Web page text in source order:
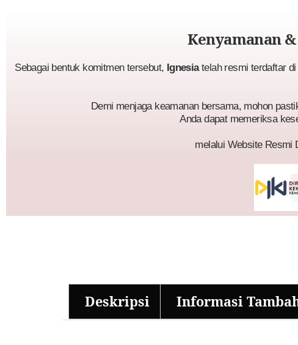
Kenyamanan
Sebagai bentuk komitmen tersebut, Ignesiatelah resmi terdaftar di
Demi menjaga keamanan bersama, mohon
Anda dapat memeriksa
melalui Website Resmi
Deskripsi Informasi